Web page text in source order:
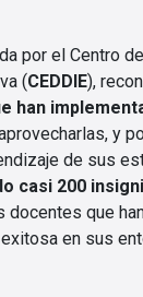
por el Centro
(CEDDIE),
han
y
de sus
casi 200
docentes que
en sus